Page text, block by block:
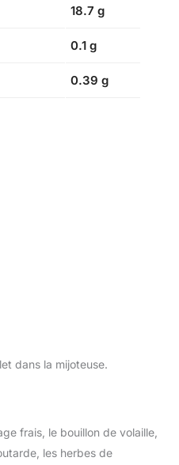
18.7 g
0.1 g
0.39 g
dans la mijoteuse.
frais, le bouillon de volaille,
les herbes de